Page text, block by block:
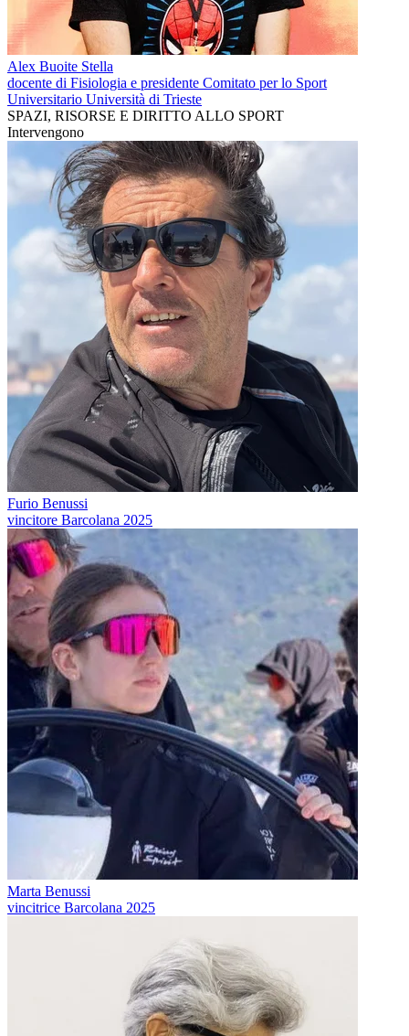
Alex Buoite Stella
docente di Fisiologia e presidente Comitato per lo Sport
Universitario Università di Trieste
SPAZI, RISORSE E DIRITTO ALLO SPORT
Intervengono
Furio Benussi
vincitore Barcolana 2025
Marta Benussi
vincitrice Barcolana 2025